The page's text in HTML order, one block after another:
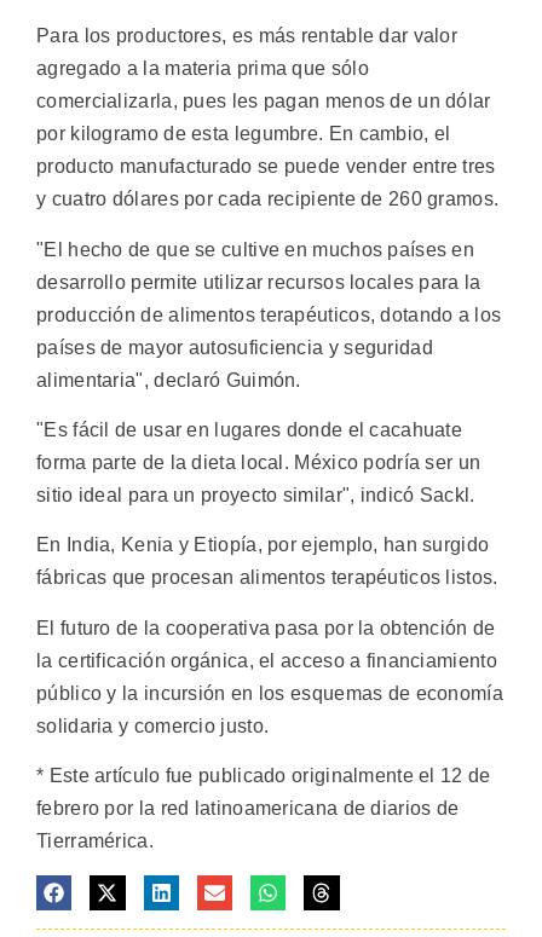
Para los productores, es más rentable dar valor
agregado a la materia prima que sólo
comercializarla, pues les pagan menos de un dólar
por kilogramo de esta legumbre. En cambio, el
producto manufacturado se puede vender entre tres
y cuatro dólares por cada recipiente de 260 gramos.
"El hecho de que se cultive en muchos países en
desarrollo permite utilizar recursos locales para la
producción de alimentos terapéuticos, dotando a los
países de mayor autosuficiencia y seguridad
alimentaria", declaró Guimón.
"Es fácil de usar en lugares donde el cacahuate
forma parte de la dieta local. México podría ser un
sitio ideal para un proyecto similar", indicó Sackl.
En India, Kenia y Etiopía, por ejemplo, han surgido
fábricas que procesan alimentos terapéuticos listos.
El futuro de la cooperativa pasa por la obtención de
la certificación orgánica, el acceso a financiamiento
público y la incursión en los esquemas de economía
solidaria y comercio justo.
* Este artículo fue publicado originalmente el 12 de
febrero por la red latinoamericana de diarios de
Tierramérica.